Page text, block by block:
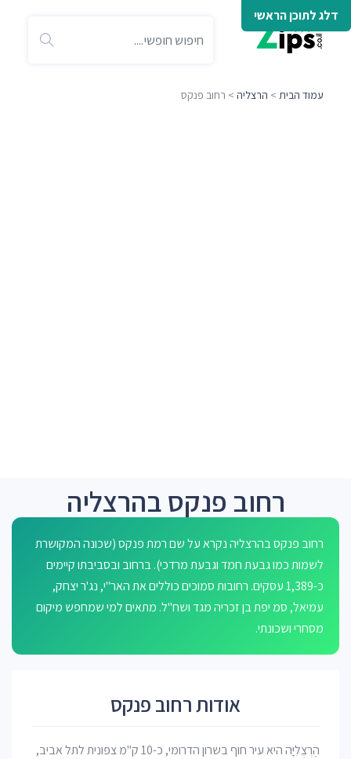
דלג לתוכן הראשי
עמוד הבית > הרצליה > רחוב פנקס
רחוב פנקס בהרצליה
רחוב פנקס בהרצליה נקרא על שם רמת פנקס (שכונה המקושרת
לשמות כמו גבעת חמד וגבעת מרדכי). ברחוב ובסביבתו קיימים
כ-1,389 עסקים. רחובות סמוכים כוללים את האר"י, נג'ר יצחק,
עמיאל, סמ יפת בן זכריה מגד ושח"ל. מתאים למי שמחפש מיקום
מסחרי ושכונתי.
אודות רחוב פנקס
הֶרְצְלִיָּה היא עיר חוף בשרון הדרומי, כ-10 ק"מ צפונית לתל אביב,